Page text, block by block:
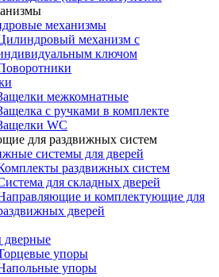
механизмы
механизм с
ключом
межкомнатные
с ручками в комплекте
WC
для раздвижных систем
системы для дверей
раздвижных систем
для складных дверей
и комплектующие для
дверей
упоры
упоры